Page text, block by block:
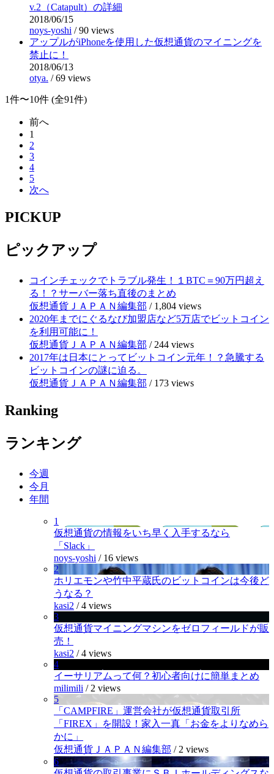
v.2（Catapult）の詳細
2018/06/15
noys-yoshi /90 views
アップルがiPhoneを使用した仮想通貨のマイニングを
禁止に！
2018/06/13
otya. /69 views
1件〜10件 (全91件)
前へ
1
2
3
4
5
次へ
PICKUP
ピックアップ
コインチェックでトラブル発生！１BTC＝90万円超え
る！？サーバー落ち直後のまとめ
仮想通貨ＪＡＰＡＮ編集部 / 1,804 views
2020年までにぐるなび加盟店など5万店でビットコイン
を利用可能に！
仮想通貨ＪＡＰＡＮ編集部 / 244 views
2017年は日本にとってビットコイン元年！？急騰する
ビットコインの謎に迫る。
仮想通貨ＪＡＰＡＮ編集部 / 173 views
Ranking
ランキング
今週
今月
年間
1
仮想通貨の情報をいち早く入手するなら
「Slack」
noys-yoshi / 16 views
2
ホリエモンや竹中平蔵氏のビットコインは今後ど
うなる？
kasi2 /4 views
3
仮想通貨マイニングマシンをゼロフィールドが販
売！
kasi2 /4 views
4
イーサリアムって何？初心者向けに簡単まとめ
milimili / 2 views
5
「CAMPFIRE」運営会社が仮想通貨取引所
「FIREX」を開設！家入一真「お金をよりなめら
かに」
仮想通貨ＪＡＰＡＮ編集部 / 2 views
6